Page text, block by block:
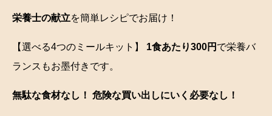
栄養士の献立を簡単レシピでお届け！
【選べる4つのミールキット】 1食あたり300円 で栄養バ
ランスもお墨付きです。
無駄な食材なし！ 危険な買い出しにいく必要なし！